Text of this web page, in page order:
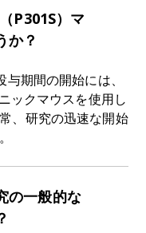
P301S）マ
か？
期間の開始には、
ックマウスを使用し
、研究の迅速な開始
の一般的な